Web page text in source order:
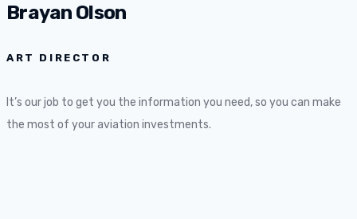
Brayan Olson
ART DIRECTOR
It’s our job to get you the information you need, so you can make
the most of your aviation investments.